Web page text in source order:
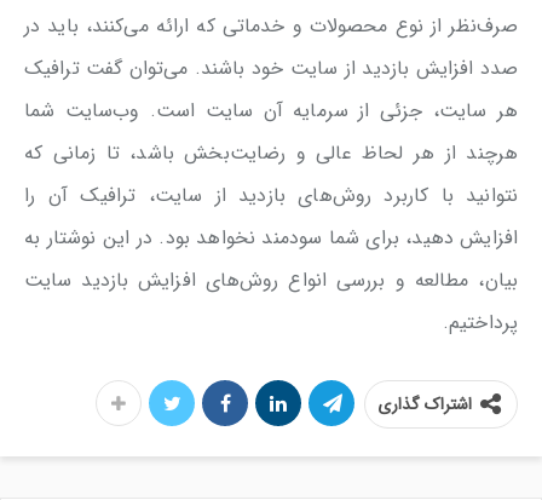
صرف‌نظر از نوع محصولات و خدماتی که ارائه می‌کنند، باید در
صدد افزایش بازدید از سایت خود باشند. می‌توان گفت ترافیک
هر سایت، جزئی از سرمایه آن سایت است. وب‌سایت شما
هرچند از هر لحاظ عالی و رضایت‌بخش باشد، تا زمانی که
نتوانید با کاربرد روش‌های بازدید از سایت، ترافیک آن را
افزایش دهید، برای شما سودمند نخواهد بود. در این نوشتار به
بیان، مطالعه و بررسی انواع روش‌های افزایش بازدید سایت
پرداختیم.
اشتراک گذاری